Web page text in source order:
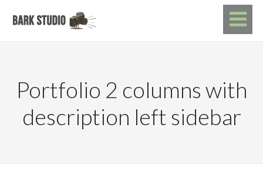
Portfolio 2 columns with
description left sidebar